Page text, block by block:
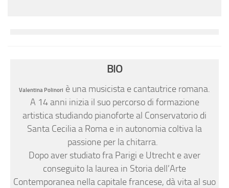
BIO
Valentina Polinori è una musicista e cantautrice romana.
A 14 anni inizia il suo percorso di formazione
artistica studiando pianoforte al Conservatorio di
Santa Cecilia a Roma e in autonomia coltiva la
passione per la chitarra.
Dopo aver studiato fra Parigi e Utrecht e aver
conseguito la laurea in Storia dell’Arte
Contemporanea nella capitale francese, dà vita al suo